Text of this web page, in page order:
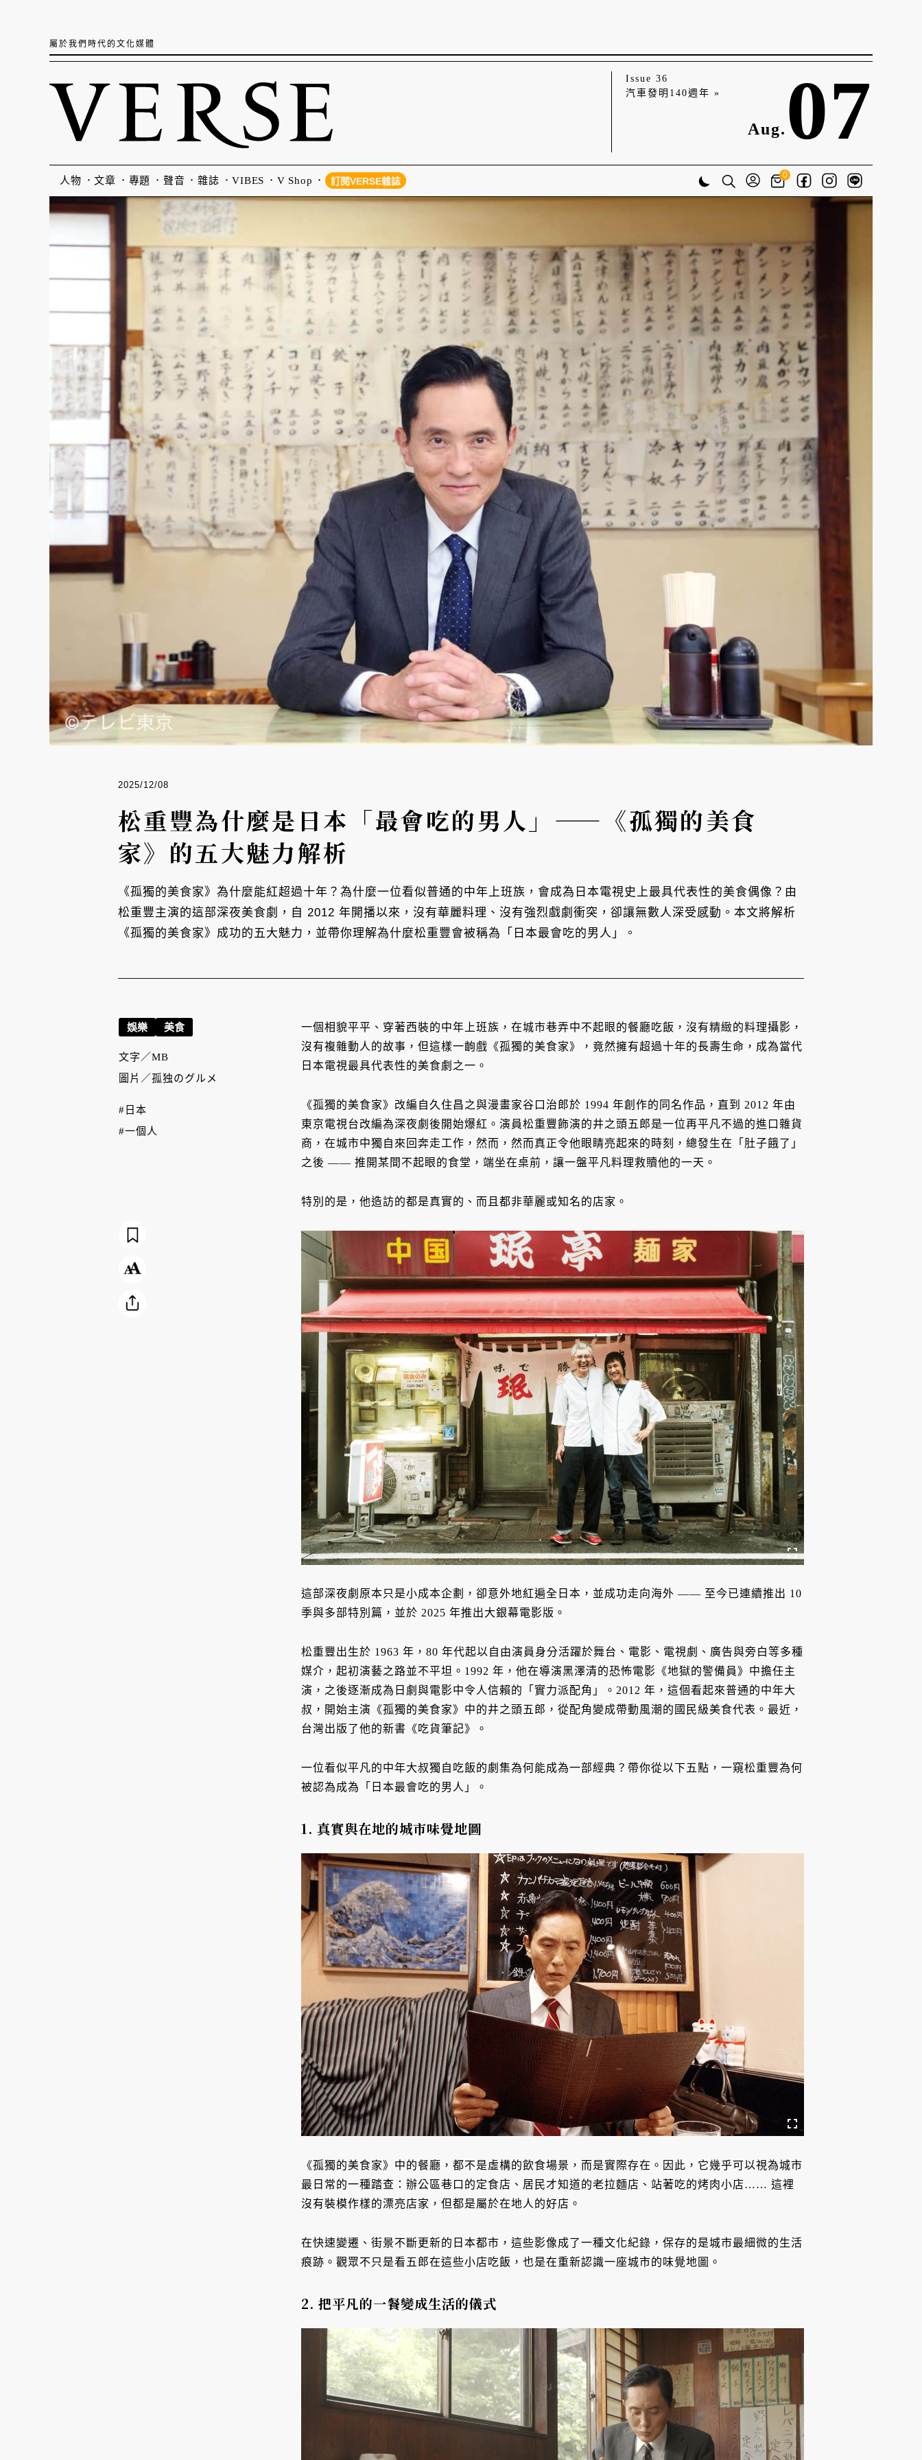
屬於我們時代的文化媒體
Issue 36
汽車發明140週年 »
Aug. 07
人物 文章 專題 聲音 雜誌 VIBES V Shop 訂閱VERSE雜誌
0
2025/12/08
松重豐為什麼是日本「最會吃的男人」——《孤獨的美食
家》的五大魅力解析
《孤獨的美食家》為什麼能紅超過十年？為什麼一位看似普通的中年上班族，會成為日本電視史上最具代表性的美食偶像？由
松重豐主演的這部深夜美食劇，自 2012 年開播以來，沒有華麗料理、沒有強烈戲劇衝突，卻讓無數人深受感動。本文將解析
《孤獨的美食家》成功的五大魅力，並帶你理解為什麼松重豐會被稱為「日本最會吃的男人」。
一個相貌平平、穿著西裝的中年上班族，在城市巷弄中不起眼的餐廳吃飯，沒有精緻的料理攝影，
沒有複雜動人的故事，但這樣一齣戲《孤獨的美食家》，竟然擁有超過十年的長壽生命，成為當代
日本電視最具代表性的美食劇之一。
《孤獨的美食家》改編自久住昌之與漫畫家谷口治郎於 1994 年創作的同名作品，直到 2012 年由
東京電視台改編為深夜劇後開始爆紅。演員松重豐飾演的井之頭五郎是一位再平凡不過的進口雜貨
商，在城市中獨自來回奔走工作，然而，然而真正令他眼睛亮起來的時刻，總發生在「肚子餓了」
之後 —— 推開某間不起眼的食堂，端坐在桌前，讓一盤平凡料理救贖他的一天。
特別的是，他造訪的都是真實的、而且都非華麗或知名的店家。
這部深夜劇原本只是小成本企劃，卻意外地紅遍全日本，並成功走向海外 —— 至今已連續推出 10
季與多部特別篇，並於 2025 年推出大銀幕電影版。
松重豐出生於 1963 年，80 年代起以自由演員身分活躍於舞台、電影、電視劇、廣告與旁白等多種
媒介，起初演藝之路並不平坦。1992 年，他在導演黑澤清的恐怖電影《地獄的警備員》中擔任主
演，之後逐漸成為日劇與電影中令人信賴的「實力派配角」。2012 年，這個看起來普通的中年大
叔，開始主演《孤獨的美食家》中的井之頭五郎，從配角變成帶動風潮的國民級美食代表。最近，
台灣出版了他的新書《吃貨筆記》。
一位看似平凡的中年大叔獨自吃飯的劇集為何能成為一部經典？帶你從以下五點，一窺松重豐為何
被認為成為「日本最會吃的男人」。
1. 真實與在地的城市味覺地圖
《孤獨的美食家》中的餐廳，都不是虛構的飲食場景，而是實際存在。因此，它幾乎可以視為城市
最日常的一種踏查：辦公區巷口的定食店、居民才知道的老拉麵店、站著吃的烤肉小店…… 這裡
沒有裝模作樣的漂亮店家，但都是屬於在地人的好店。
在快速變遷、街景不斷更新的日本都市，這些影像成了一種文化紀錄，保存的是城市最細微的生活
痕跡。觀眾不只是看五郎在這些小店吃飯，也是在重新認識一座城市的味覺地圖。
2. 把平凡的一餐變成生活的儀式
娛樂 美食
文字／MB
圖片／孤独のグルメ
#日本
#一個人